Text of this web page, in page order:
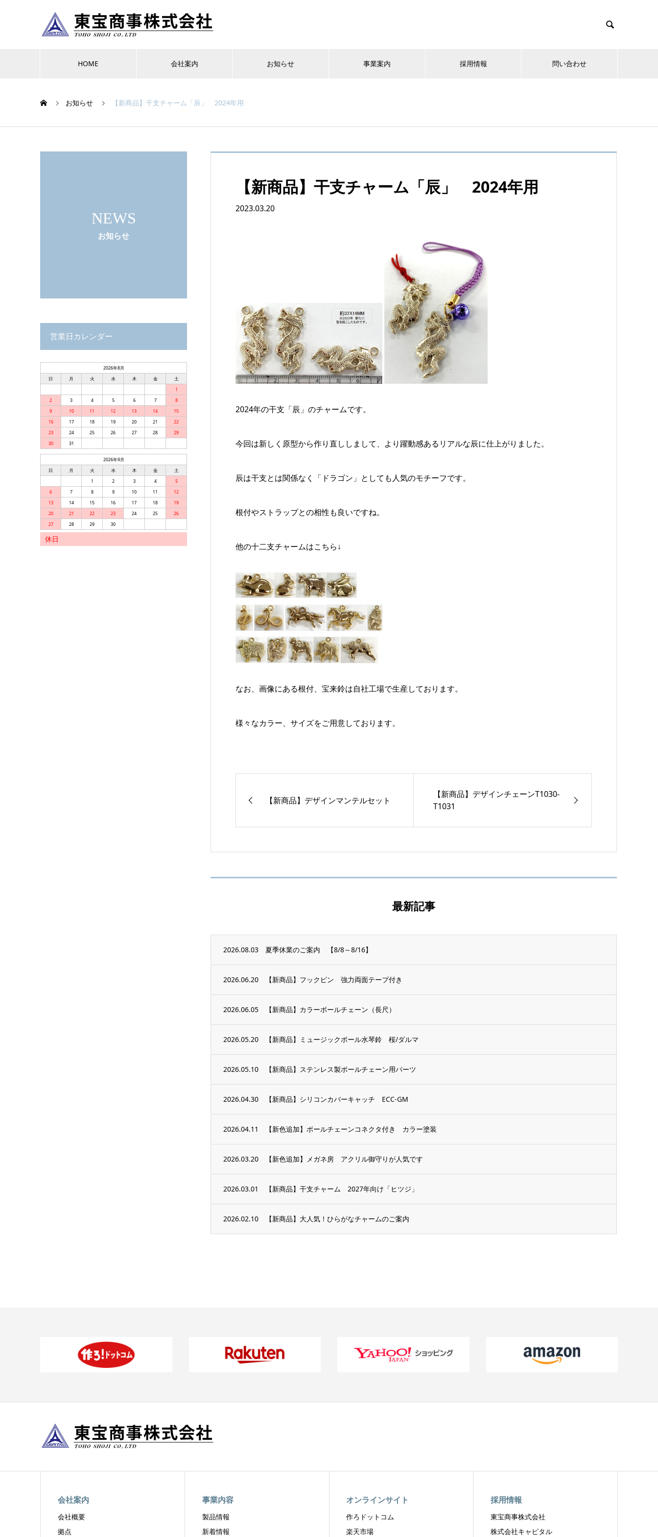

HOME 会社案内 お知らせ 事業案内 採用情報 問い合わせ
お知らせ 【新商品】干支チャーム「辰」 2024年用
NEWS
お知らせ
【新商品】干支チャーム「辰」 2024年用
2023.03.20
2024年の干支「辰」のチャームです。
今回は新しく原型から作り直ししまして、より躍動感あるリアルな辰に仕上がりました。
辰は干支とは関係なく「ドラゴン」としても人気のモチーフです。
根付やストラップとの相性も良いですね。
他の十二支チャームはこちら↓
なお、画像にある根付、宝来鈴は自社工場で生産しております。
様々なカラー、サイズをご用意しております。
【新商品】デザインマンテルセット
【新商品】デザインチェーンT1030-
T1031
最新記事
2026.08.03 夏季休業のご案内 【8/8～8/16】
2026.06.20 【新商品】フックピン 強力両面テープ付き
2026.06.05 【新商品】カラーボールチェーン（長尺）
2026.05.20 【新商品】ミュージックボール水琴鈴 桜/ダルマ
2026.05.10 【新商品】ステンレス製ボールチェーン用パーツ
2026.04.30 【新商品】シリコンカバーキャッチ ECC-GM
2026.04.11 【新色追加】ボールチェーンコネクタ付き カラー塗装
2026.03.20 【新色追加】メガネ房 アクリル御守りが人気です
2026.03.01 【新商品】干支チャーム 2027年向け「ヒツジ」
2026.02.10 【新商品】大人気！ひらがなチャームのご案内
営業日カレンダー
2026年8月
日
月 火 水 木 金
土
1
2
3 4 5 6 7
8
9
10 11 12 13 14
15
16
17 18 19 20 21
22
23
24 25 26 27 28
29
30
31
2026年9月
日
月 火 水 木 金
土
1
2 3 4
5
6
7 8 9 10 11
12
13
14 15 16 17 18
19
20
21 22 23 24 25
26
27
28 29 30
休日
会社案内
会社概要
拠点
事業内容
製品情報
新着情報
オンラインサイト
作ろドットコム
楽天市場
採用情報
東宝商事株式会社
株式会社キャピタル